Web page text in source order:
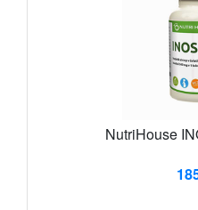
NutriHouse